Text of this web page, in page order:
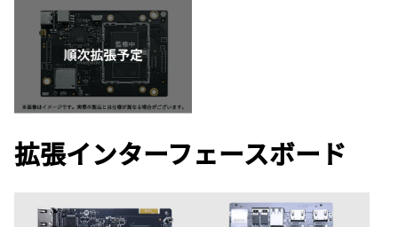
拡張インターフェースボード